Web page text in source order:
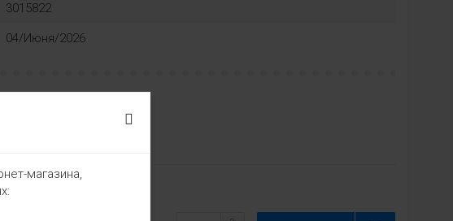
3015822
04/Июня/2026
магазина,